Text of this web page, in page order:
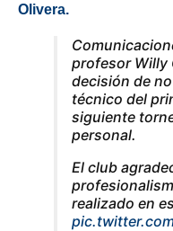
Olivera.
profesor Willy
decisión de
técnico del
siguiente
personal.
El club
realizado en